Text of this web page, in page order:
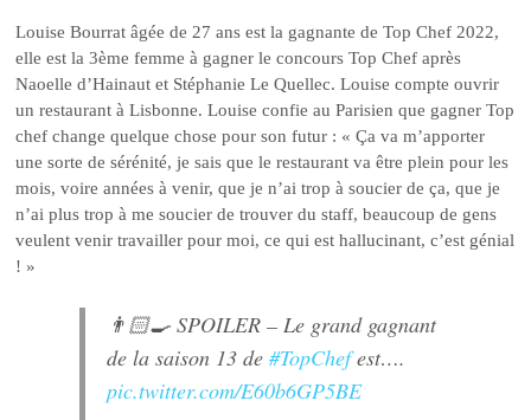
Louise Bourrat âgée de 27 ans est la gagnante de Top Chef 2022,
elle est la 3ème femme à gagner le concours Top Chef après
Naoelle d’Hainaut et Stéphanie Le Quellec. Louise compte ouvrir
un restaurant à Lisbonne. Louise confie au Parisien que gagner Top
chef change quelque chose pour son futur : « Ça va m’apporter
une sorte de sérénité, je sais que le restaurant va être plein pour les
mois, voire années à venir, que je n’ai trop à soucier de ça, que je
n’ai plus trop à me soucier de trouver du staff, beaucoup de gens
veulent venir travailler pour moi, ce qui est hallucinant, c’est génial
! »
👨🏻‍🍳 SPOILER – Le grand gagnant
de la saison 13 de#TopChefest….
pic.twitter.com/E60b6GP5BE